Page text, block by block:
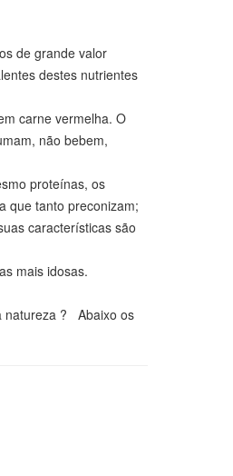
de grande valor
destes nutrientes
carne vermelha. O
não bebem,
proteínas, os
que tanto preconizam;
características são
mais idosas.
natureza ? Abaixo os